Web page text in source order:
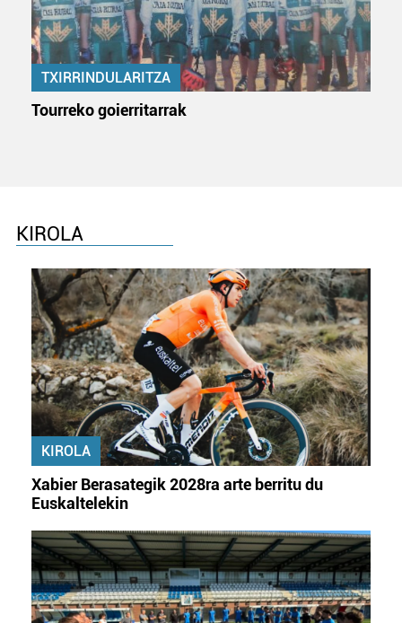
TXIRRINDULARITZA
Tourreko goierritarrak
KIROLA
KIROLA
Xabier Berasategik 2028ra arte berritu du
Euskaltelekin